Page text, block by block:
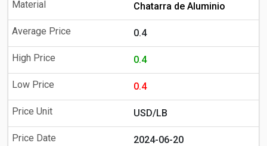
Chatarra de Aluminio
0.4
0.4
0.4
USD/LB
2024-06-20